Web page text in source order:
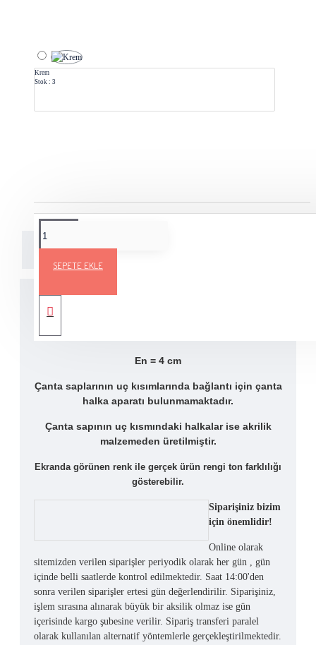
Krem
Stok : 3
SEPETE EKLE
Açıklama Teslimat Bilgileri
En = 4 cm
Çanta saplarının uç kısımlarında bağlantı için çanta
halka aparatı bulunmamaktadır.
Çanta sapının uç kısmındaki halkalar ise akrilik
malzemeden üretilmiştir.
Ekranda görünen renk ile gerçek ürün rengi ton farklılığı
gösterebilir.
Siparişiniz bizim
için önemlidir!
Online olarak
sitemizden verilen siparişler periyodik olarak her gün , gün
içinde belli saatlerde kontrol edilmektedir. Saat 14:00'den
sonra verilen siparişler ertesi gün değerlendirilir. Siparişiniz,
işlem sırasına alınarak büyük bir aksilik olmaz ise gün
içerisinde kargo şubesine verilir. Sipariş transferi paralel
olarak kullanılan alternatif yöntemlerle gerçekleştirilmektedir.